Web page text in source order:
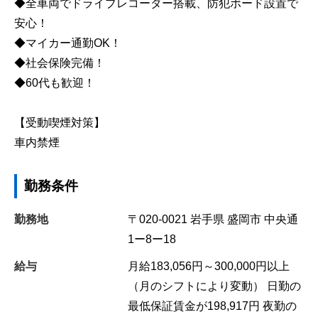
◆全車両でドライブレコーダー搭載、防犯ボード設置で
安心！
◆マイカー通勤OK！
◆社会保険完備！
◆60代も歓迎！
【受動喫煙対策】
車内禁煙
勤務条件
勤務地 〒020-0021 岩手県 盛岡市 中央通
1ー8ー18
給与
月給183,056円～300,000円以上
（月のシフトにより変動） 日勤の
最低保証賃金が198,917円 夜勤の